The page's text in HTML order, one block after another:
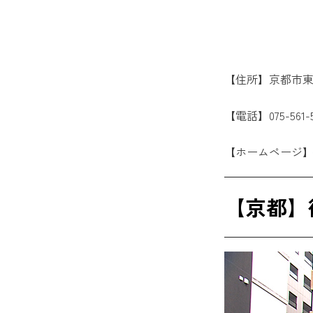
【住所】京都市
【電話】075-561-
【ホームページ】
【京都